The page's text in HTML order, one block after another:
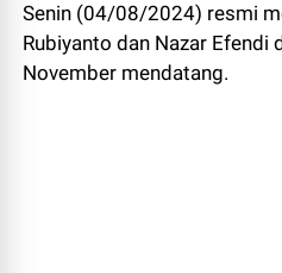
Senin (04/08/2024) resmi
Rubiyanto dan Nazar Efendi
November mendatang.